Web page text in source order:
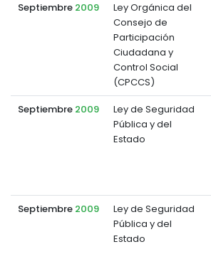
Septiembre 2009
Ley Orgánica del
Consejo de
Participación
Ciudadana y
Control Social
(CPCCS)
Septiembre 2009
Ley de Seguridad
Pública y del
Estado
Septiembre 2009
Ley de Seguridad
Pública y del
Estado